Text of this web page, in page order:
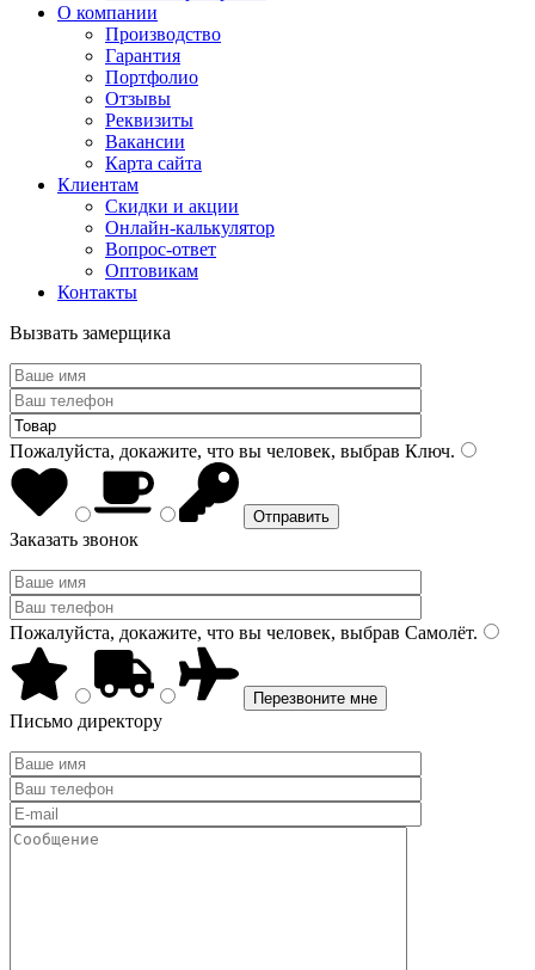
О компании
Производство
Гарантия
Портфолио
Отзывы
Реквизиты
Вакансии
Карта сайта
Клиентам
Скидки и акции
Онлайн-калькулятор
Вопрос-ответ
Оптовикам
Контакты
Вызвать замерщика
Пожалуйста, докажите, что вы человек, выбрав Ключ.
Заказать звонок
Пожалуйста, докажите, что вы человек, выбрав Самолёт.
Письмо директору